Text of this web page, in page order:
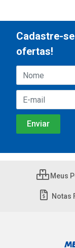
Cadastre-
ofertas!
Meus
Notas